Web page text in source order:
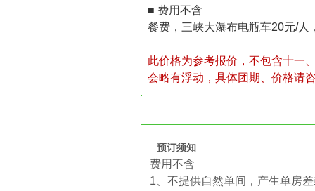
■ 费用不含
餐费，三峡大瀑布电瓶车20元/人
此价格为参考报价，不包含十一
会略有浮动，具体团期、价格请
预订须知
费用不含
1、不提供自然单间，产生单房